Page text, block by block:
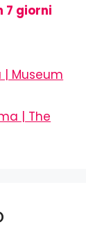
7 giorni
Museum
| The